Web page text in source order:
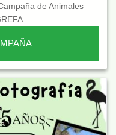
de Animales